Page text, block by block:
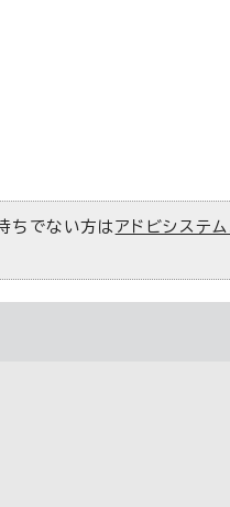
ちでない方は アドビシステ